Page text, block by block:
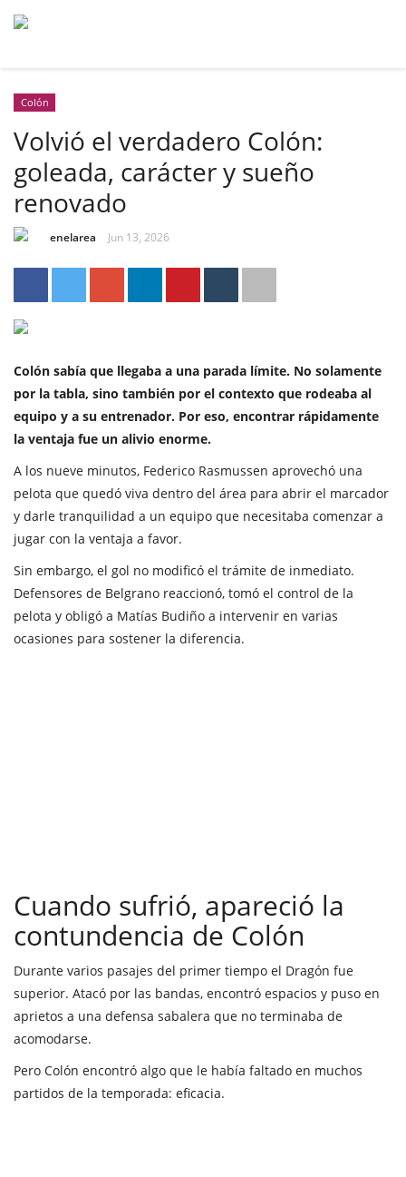
Colón
Volvió el verdadero Colón:
goleada, carácter y sueño
renovado
enelarea Jun 13, 2026
Colón sabía que llegaba a una parada límite. No solamente
por la tabla, sino también por el contexto que rodeaba al
equipo y a su entrenador. Por eso, encontrar rápidamente
la ventaja fue un alivio enorme.
A los nueve minutos, Federico Rasmussen aprovechó una
pelota que quedó viva dentro del área para abrir el marcador
y darle tranquilidad a un equipo que necesitaba comenzar a
jugar con la ventaja a favor.
Sin embargo, el gol no modificó el trámite de inmediato.
Defensores de Belgrano reaccionó, tomó el control de la
pelota y obligó a Matías Budiño a intervenir en varias
ocasiones para sostener la diferencia.
Cuando sufrió, apareció la
contundencia de Colón
Durante varios pasajes del primer tiempo el Dragón fue
superior. Atacó por las bandas, encontró espacios y puso en
aprietos a una defensa sabalera que no terminaba de
acomodarse.
Pero Colón encontró algo que le había faltado en muchos
partidos de la temporada: eficacia.